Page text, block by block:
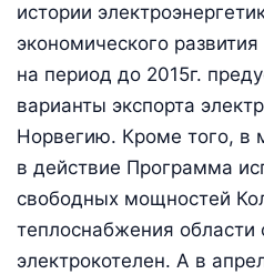
истории
экономического
на период до 2015г.
варианты экспорта
Норвегию. Кроме того, в
в действие Программа
свободных мощностей
теплоснабжения
электрокотелен. А в